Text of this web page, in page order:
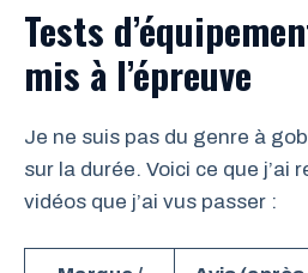
Tests
mis à l’épreuve
Je ne suis pas du genre à
sur la durée. Voici ce que j’ai
vidéos que j’ai vus passer :